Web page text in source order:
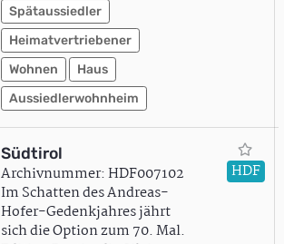
Spätaussiedler
Heimatvertriebener
Wohnen
Haus
Aussiedlerwohnheim
Südtirol
Archivnummer: HDF007102
Im Schatten des Andreas-
Hofer-Gedenkjahres jährt
sich die Option zum 70. Mal.
HDF